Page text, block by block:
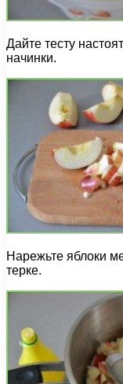
Дайте тесту
начинки.
Нарежьте яблоки
терке.